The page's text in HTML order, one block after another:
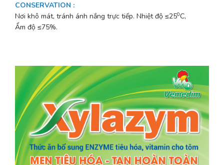
CONSERVATION :
Nơi khô mát, tránh ánh nắng trực tiếp. Nhiệt độ ≤250C,
Ẩm độ ≤75%.